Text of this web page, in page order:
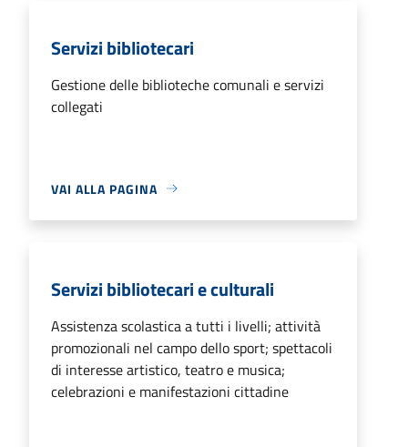
Servizi bibliotecari
Gestione delle biblioteche comunali e servizi
collegati
VAI ALLA PAGINA
Servizi bibliotecari e culturali
Assistenza scolastica a tutti i livelli; attività
promozionali nel campo dello sport; spettacoli
di interesse artistico, teatro e musica;
celebrazioni e manifestazioni cittadine